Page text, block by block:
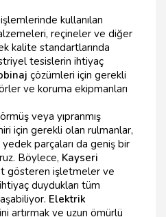
işlemlerinde kullanılan
reçineler ve diğer
kalite standartlarında
tesislerin ihtiyaç
çözümleri için gerekli
ve koruma ekipmanları
veya yıpranmış
için gerekli olan rulmanlar,
parçaları da geniş bir
Böylece, Kayseri
gösteren işletmeler ve
duydukları tüm
Elektrik
artırmak ve uzun ömürlü